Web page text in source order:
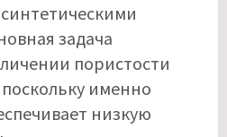
задача
пористости
именно
низкую